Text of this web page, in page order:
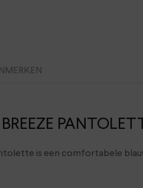
BREEZE
is een comfortabele